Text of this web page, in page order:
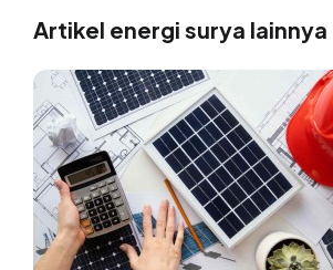
Artikel energi surya lainnya